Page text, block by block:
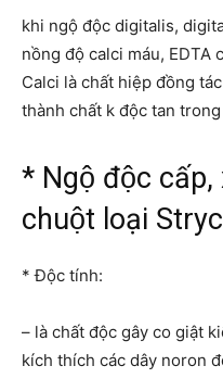
khi ngộ độc digitalis,
nồng độ calci máu, EDTA
Calci là chất hiệp đồng
thành chất k độc tan
* Ngộ độc
chuột loại
* Độc tính:
– là chất độc gây co giật
kích thích các dây noron